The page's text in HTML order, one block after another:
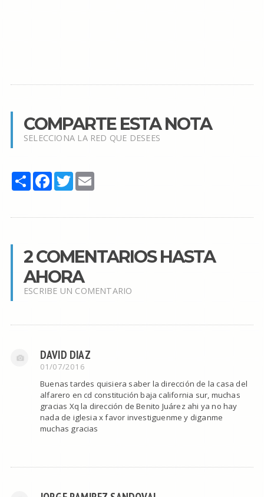
COMPARTE ESTA NOTA
SELECCIONA LA RED QUE DESEES
Share Facebook
TwitterEmail
2 COMENTARIOS HASTA
AHORA
ESCRIBE UN COMENTARIO
DAVID DIAZ
01/07/2016
Buenas tardes quisiera saber la dirección de la casa del
alfarero en cd constitución baja california sur, muchas
gracias Xq la dirección de Benito Juárez ahi ya no hay
nada de iglesia x favor investiguenme y diganme
muchas gracias